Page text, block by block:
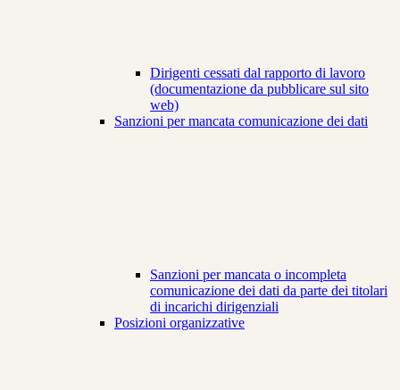
Dirigenti cessati dal rapporto di lavoro
(documentazione da pubblicare sul sito
web)
Sanzioni per mancata comunicazione dei dati
Sanzioni per mancata o incompleta
comunicazione dei dati da parte dei titolari
di incarichi dirigenziali
Posizioni organizzative